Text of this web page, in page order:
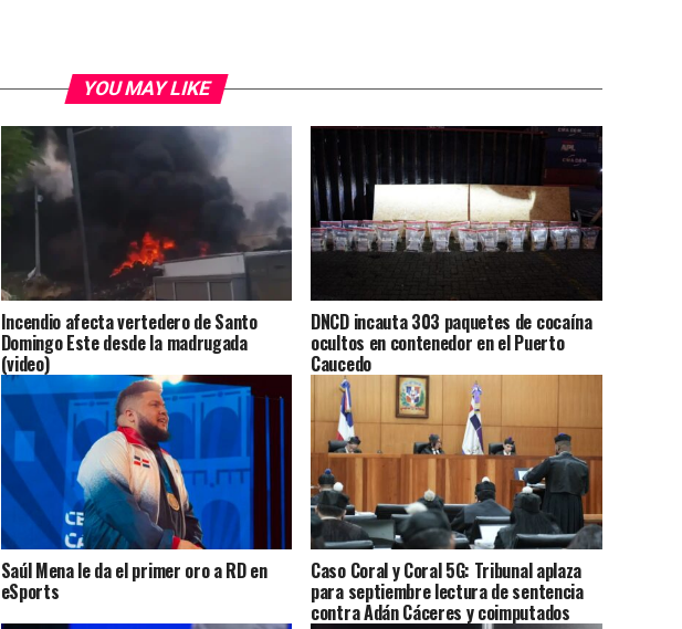
YOU MAY LIKE
Incendio afecta vertedero de Santo
Domingo Este desde la madrugada
(video)
DNCD incauta 303 paquetes de cocaína
ocultos en contenedor en el Puerto
Caucedo
Saúl Mena le da el primer oro a RD en
eSports
Caso Coral y Coral 5G: Tribunal aplaza
para septiembre lectura de sentencia
contra Adán Cáceres y coimputados